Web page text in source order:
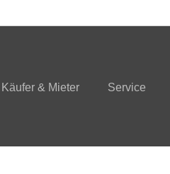
Käufer & Mieter Service